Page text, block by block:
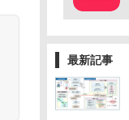
最新記事